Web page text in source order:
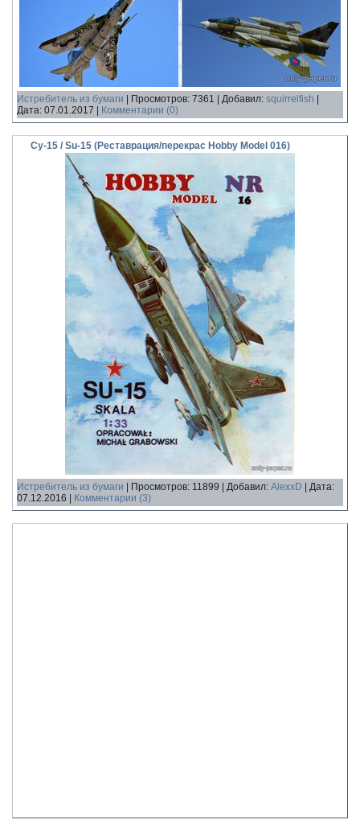
Истребитель из бумаги Просмотров: 7361 Добавил: squirrelfish
Дата: 07.01.2017 Комментарии (0)
Су-15 / Su-15 (Реставрация/перекрас Hobby Model 016)
Истребитель из бумаги Просмотров: 11899 Добавил: AlexxD
Дата:
07.12.2016
Комментарии (3)